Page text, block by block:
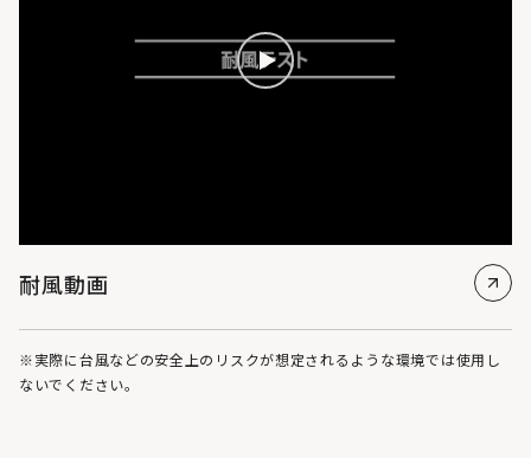
耐風動画
※実際に台風などの安全上のリスクが想定されるような環境では使用し
ないでください。